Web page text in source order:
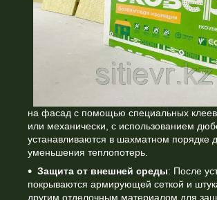
на фасад с помощью специальных
или механически, с использованием
устанавливаются в шахматном порядке
уменьшения теплопотерь.
Защита от внешней среды: После
покрываются армирующей сеткой и
другим отделочным материалом для